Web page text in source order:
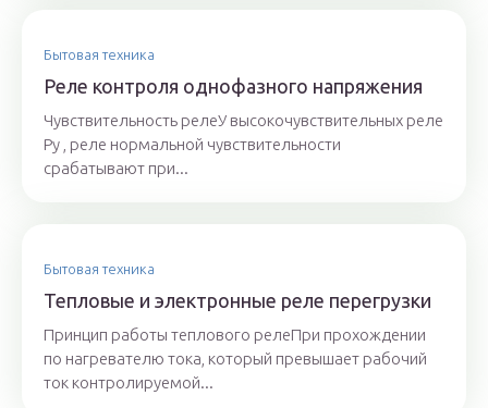
Бытовая техника
Реле контроля однофазного напряжения
Чувствительность релеУ высокочувствительных реле
Ру , реле нормальной чувствительности
срабатывают при...
Бытовая техника
Тепловые и электронные реле перегрузки
Принцип работы теплового релеПри прохождении
по нагревателю тока, который превышает рабочий
ток контролируемой...